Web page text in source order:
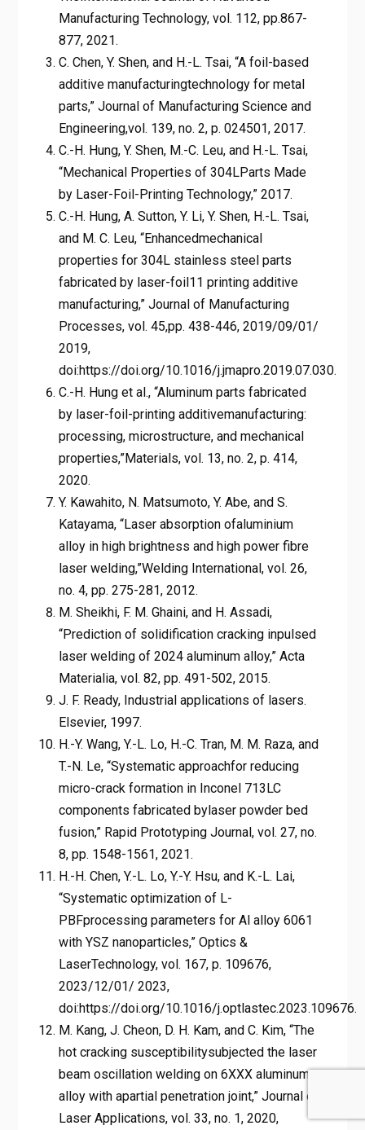
Manufacturing Technology, vol. 112, pp.867-
877, 2021.
C. Chen, Y. Shen, and H.-L. Tsai, “A foil-based
additive manufacturingtechnology for metal
parts,” Journal of Manufacturing Science and
Engineering,vol. 139, no. 2, p. 024501, 2017.
C.-H. Hung, Y. Shen, M.-C. Leu, and H.-L. Tsai,
“Mechanical Properties of 304LParts Made
by Laser-Foil-Printing Technology,” 2017.
C.-H. Hung, A. Sutton, Y. Li, Y. Shen, H.-L. Tsai,
and M. C. Leu, “Enhancedmechanical
properties for 304L stainless steel parts
fabricated by laser-foil11 printing additive
manufacturing,” Journal of Manufacturing
Processes, vol. 45,pp. 438-446, 2019/09/01/
2019,
doi:https://doi.org/10.1016/j.jmapro.2019.07.030.
C.-H. Hung et al., “Aluminum parts fabricated
by laser-foil-printing additivemanufacturing:
processing, microstructure, and mechanical
properties,”Materials, vol. 13, no. 2, p. 414,
2020.
Y. Kawahito, N. Matsumoto, Y. Abe, and S.
Katayama, “Laser absorption ofaluminium
alloy in high brightness and high power fibre
laser welding,”Welding International, vol. 26,
no. 4, pp. 275-281, 2012.
M. Sheikhi, F. M. Ghaini, and H. Assadi,
“Prediction of solidification cracking inpulsed
laser welding of 2024 aluminum alloy,” Acta
Materialia, vol. 82, pp. 491-502, 2015.
J. F. Ready, Industrial applications of lasers.
Elsevier, 1997.
H.-Y. Wang, Y.-L. Lo, H.-C. Tran, M. M. Raza, and
T.-N. Le, “Systematic approachfor reducing
micro-crack formation in Inconel 713LC
components fabricated bylaser powder bed
fusion,” Rapid Prototyping Journal, vol. 27, no.
8, pp. 1548-1561, 2021.
H.-H. Chen, Y.-L. Lo, Y.-Y. Hsu, and K.-L. Lai,
“Systematic optimization of L-
PBFprocessing parameters for Al alloy 6061
with YSZ nanoparticles,” Optics &
LaserTechnology, vol. 167, p. 109676,
2023/12/01/ 2023,
doi:https://doi.org/10.1016/j.optlastec.2023.109676.
M. Kang, J. Cheon, D. H. Kam, and C. Kim, “The
hot cracking susceptibilitysubjected the laser
beam oscillation welding on 6XXX aluminum
alloy with apartial penetration joint,” Journal of
Laser Applications, vol. 33, no. 1, 2020,